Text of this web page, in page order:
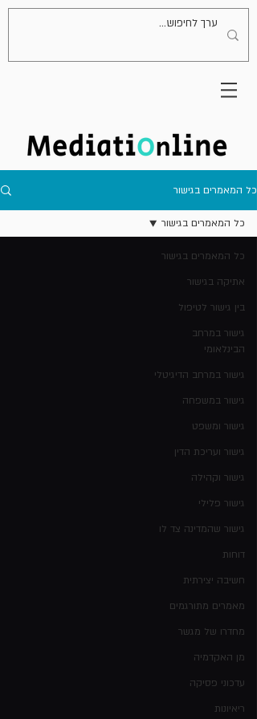
כל המאמרים בגישור
כל המאמרים בגישור
אתיקה בגישור
בין גישור לטיפול
גישור במרחב
הבינלאומי
גישור במרחב הדיגיטלי
גישור במשפחה
גישור ומשפט
גישור ועריכת הדין
גישור וקהילה
גישור פלילי
גישור שהמדינה צד לו
דוחות
חשיבה יצירתית
מאמרים מתורגמים
מחדרו של מגשר
מן האקדמיה
עדכוני פסיקה
ריאיונות
כל המאמרים בגישור